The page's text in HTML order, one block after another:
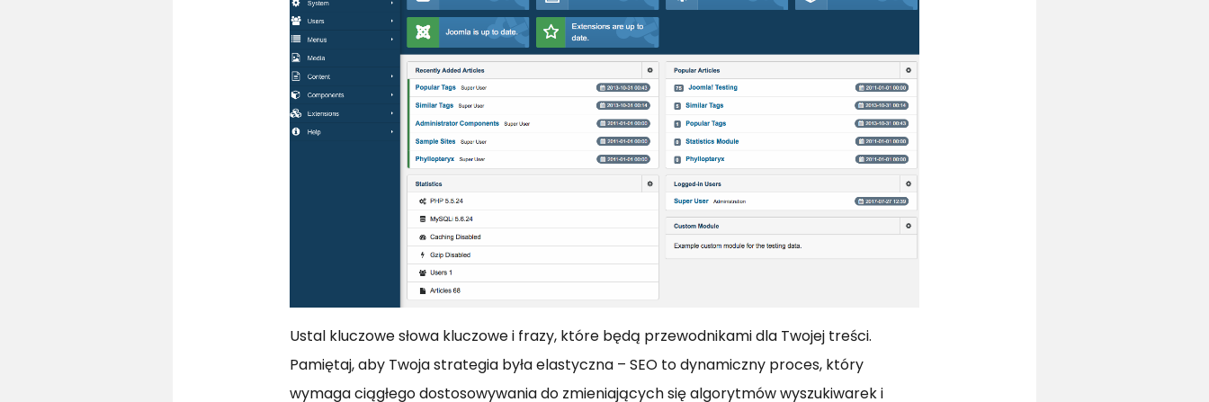
Ustal kluczowe słowa kluczowe i frazy, które będą przewodnikami dla Twojej treści.
Pamiętaj, aby Twoja strategia była elastyczna – SEO to dynamiczny proces, który
wymaga ciągłego dostosowywania do zmieniających się algorytmów wyszukiwarek i